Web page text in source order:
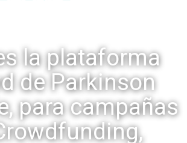
la plataforma
de Parkinson
para campañas